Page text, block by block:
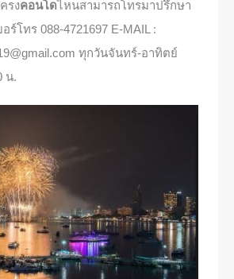
รงคอนโดไหนสามารถโทรมาปรึกษา
ร์โทร 088-4721697 E-MAIL :
ทุกวันจันทร์-อาทิตย์
น.